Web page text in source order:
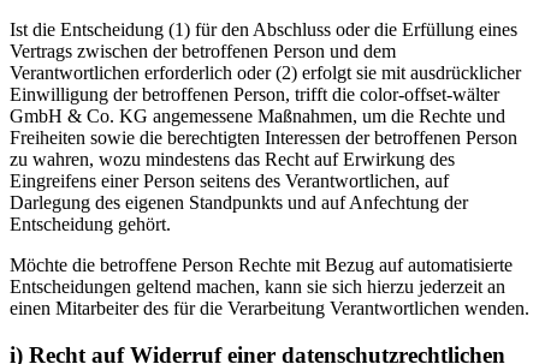
Ist die Entscheidung (1) für den Abschluss oder die Erfüllung eines
Vertrags zwischen der betroffenen Person und dem
Verantwortlichen erforderlich oder (2) erfolgt sie mit ausdrücklicher
Einwilligung der betroffenen Person, trifft die color-offset-wälter
GmbH & Co. KG angemessene Maßnahmen, um die Rechte und
Freiheiten sowie die berechtigten Interessen der betroffenen Person
zu wahren, wozu mindestens das Recht auf Erwirkung des
Eingreifens einer Person seitens des Verantwortlichen, auf
Darlegung des eigenen Standpunkts und auf Anfechtung der
Entscheidung gehört.
Möchte die betroffene Person Rechte mit Bezug auf automatisierte
Entscheidungen geltend machen, kann sie sich hierzu jederzeit an
einen Mitarbeiter des für die Verarbeitung Verantwortlichen wenden.
i) Recht auf Widerruf einer datenschutzrechtlichen